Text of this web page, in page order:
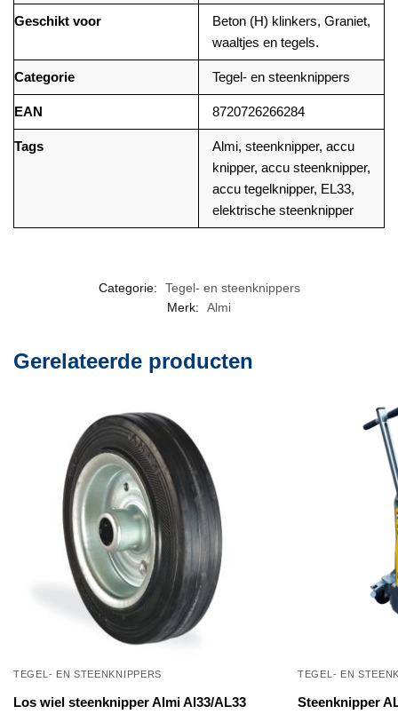
Geschikt voor
Beton (H) klinkers, Graniet,
waaltjes en tegels.
Categorie Tegel- en steenknippers
EAN 8720726266284
Tags
Almi, steenknipper, accu
knipper, accu steenknipper,
accu tegelknipper, EL33,
elektrische steenknipper
Categorie:
Tegel- en steenknippers
Merk:
Almi
Gerelateerde producten
TEGEL- EN STEENKNIPPERS
Los wiel steenknipper Almi Al33/AL33
TEGEL- EN
Steenknipper